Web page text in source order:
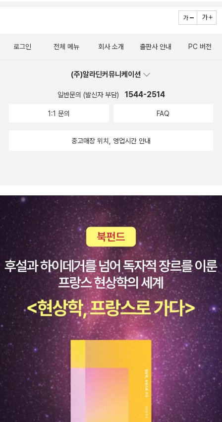
놈은 더 잘하게 된다는 말도 된다. 주마가편은 그냥 생긴게 아니다. 오
늘도 사고 싶은 책을 몇 권 골라 보았다. 올 해는 고전 소설을 중심으
영국을 대표하는 작가라는 명예가 손색이 없다. 쥘 베른의 소설을 보
세계일주는 손에 땀을 쥐게 한다. 새로운 신대륙에 대한 상상력은 당
시의 식민지 개척에대한 제국들의 이미지와 닮아 있다. 새로운 미지
이다. 프랑스인 인데도 소설의 풍경이 영국이 산업혁명 후기 느낌이
다. 교육에 미래가 달려 있다는 생각을 진즉에 한 것이다. 에첼이란 출
른의 소설을 정리해 보면 이렇다.지구 속 여행(1864) - 잃어버린 세
계를 찾아서달 세계 여행(1865), 달나라 일주(1869)해저 2만리(18
69)기구를 타고 5주일(1863)20세기 파리(1863)(1994)[2]그랜
트 선장의 아이들(1867-1868)80일간의 세계일주(1873)챈슬러
호(1874) 신비의 섬(1874)황제의 밀사(1876)인도 왕비의 유산(1
879)마티아스 산도르프(1885)정복자 로뷔르(1886)15소년 표류
기(1888)카르파티아의 성(1892)깃발을 바라보며(1896)세계의 지
배자(1904)
로그인 전체 메뉴 회사 소개 출판사 안내 PC 버전
(주)알라딘커뮤니케이션
일반문의 (발신자 부담) 1544-2514
1:1 문의 FAQ
중고매장 위치, 영업시간 안내